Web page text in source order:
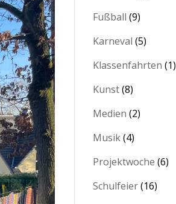
Fußball (9)
Karneval (5)
Klassenfahrten (1)
Kunst(8)
Medien (2)
Musik(4)
Projektwoche (6)
Schulfeier(16)